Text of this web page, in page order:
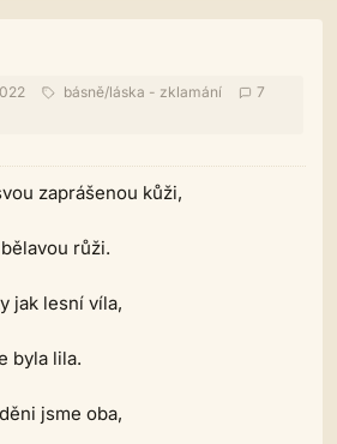
básně/láska - zklamání
7
zaprášenou kůži,
růži.
jak lesní víla,
byla lila.
jsme oba,